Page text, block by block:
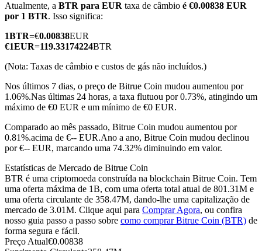
Derivativos de ações, câmbio, metais preciosos e commodities
Futuros de USDC
Futuros usando USDC como garantia
Atualmente, a BTR para EUR taxa de câmbio é €0.00838 EUR
por 1 BTR. Isso significa:
1BTR=€0.00838EUR
€1EUR=119.33174224BTR
(Nota: Taxas de câmbio e custos de gás não incluídos.)
Nos últimos 7 dias, o preço de Bitrue Coin mudou aumentou por
1.06%.Nas últimas 24 horas, a taxa flutuou por 0.73%, atingindo um
máximo de €0 EUR e um mínimo de €0 EUR.
Comparado ao mês passado, Bitrue Coin mudou aumentou por
0.81%.acima de €-- EUR.Ano a ano, Bitrue Coin mudou declinou
por €-- EUR, marcando uma 74.32% diminuindo em valor.
Estatísticas de Mercado de Bitrue Coin
BTR é uma criptomoeda construída na blockchain Bitrue Coin. Tem
uma oferta máxima de 1B, com uma oferta total atual de 801.31M e
uma oferta circulante de 358.47M, dando-lhe uma capitalização de
mercado de 3.01M. Clique aqui para Comprar Agora, ou confira
nosso guia passo a passo sobre como comprar Bitrue Coin (BTR) de
forma segura e fácil.
Preço Atual€0.00838